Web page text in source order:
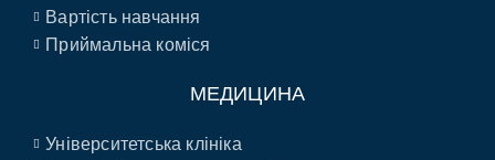
Вартість навчання
Приймальна коміся
МЕДИЦИНА
Університетська клініка